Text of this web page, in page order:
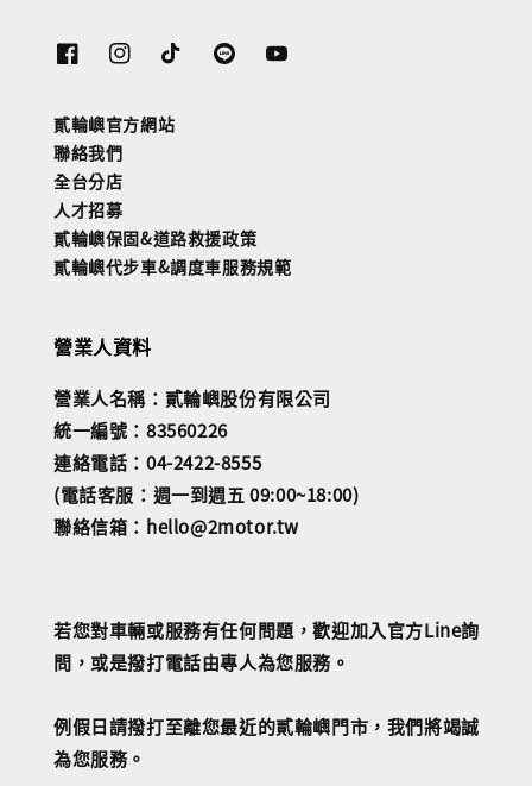
貳輪嶼官方網站
聯絡我們
全台分店
人才招募
貳輪嶼保固&道路救援政策
貳輪嶼代步車&調度車服務規範
營業人資料
營業人名稱：貳輪嶼股份有限公司
統一編號：83560226
連絡電話：04-2422-8555
(電話客服：週一到週五 09:00~18:00)
聯絡信箱：hello@2motor.tw
若您對車輛或服務有任何問題，歡迎加入官方Line詢
問，或是撥打電話由專人為您服務。
例假日請撥打至離您最近的貳輪嶼門市，我們將竭誠
為您服務。